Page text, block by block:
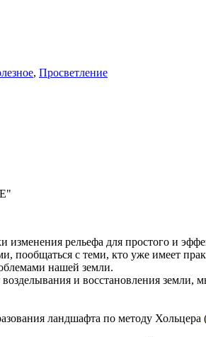
, Просветление
рельефа для простого и
пообщаться с теми, кто уже имеет
нашей земли.
и восстановления земли,
ландшафта по методу Хольцера